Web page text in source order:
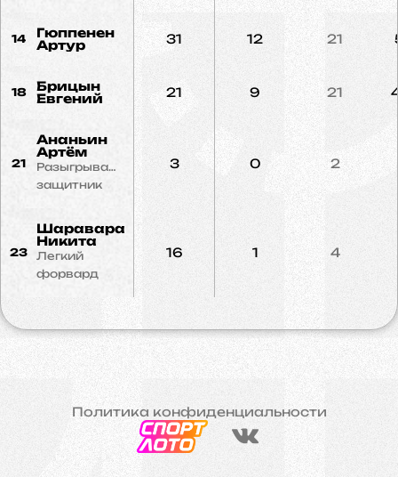
14
Гюппенен
Артур
31 12 21
18
Брицын
Евгений
21 9 21
21
Ананьин
Артём
Разыгрывающий
защитник
3 0 2
23
Шаравара
Никита
Легкий
форвард
16 1 4
Политика конфиденциальности